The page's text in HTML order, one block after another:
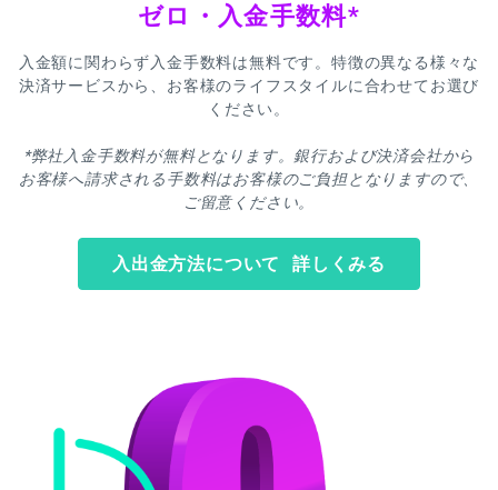
ゼロ・入金手数料*
入金額に関わらず入金手数料は無料です。特徴の異なる様々な
決済サービスから、お客様のライフスタイルに合わせてお選び
ください。
*弊社入金手数料が無料となります。銀行および決済会社から
お客様へ請求される手数料はお客様のご負担となりますので、
ご留意ください。
入出金方法について 詳しくみる